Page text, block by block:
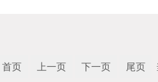
首页 上一页 下一页 尾页